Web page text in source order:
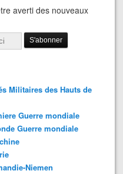
averti des nouveaux
Militaires des Hauts de
Guerre mondiale
Guerre mondiale
Niemen